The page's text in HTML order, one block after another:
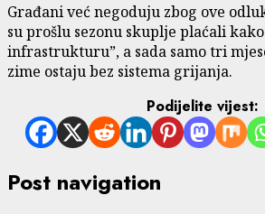
Građani već negoduju zbog ove
su prošlu sezonu skuplje plaćali
infrastrukturu”, a sada samo tri
zime ostaju bez sistema grijanja.
Podijelite vijest:
Post navigation